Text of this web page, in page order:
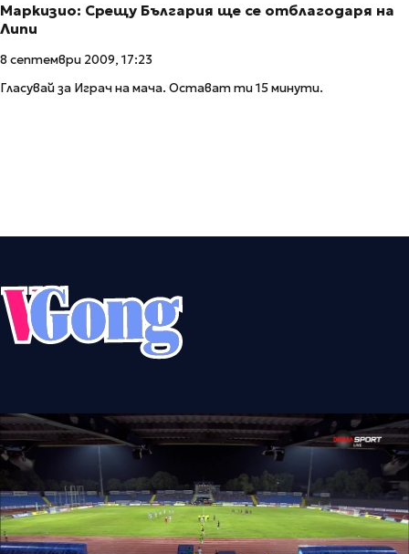
Маркизио: Срещу България ще се отблагодаря на
Липи
8 септември 2009, 17:23
Гласувай за Играч на мача. Остават ти 15 минути.